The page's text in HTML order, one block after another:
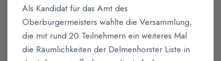
Als Kandidat für das Amt des
Oberbürgermeisters wählte die Versammlung,
die mit rund 20 Teilnehmern ein weiteres Mal
die Räumlichkeiten der Delmenhorster Liste in